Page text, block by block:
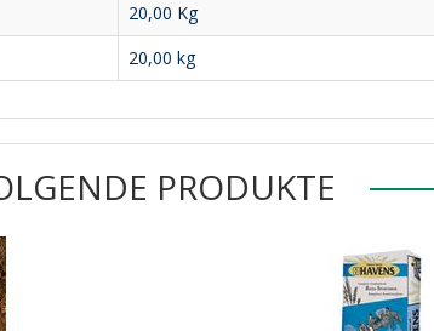
20,00 Kg
20,00 kg
PRODUKTE